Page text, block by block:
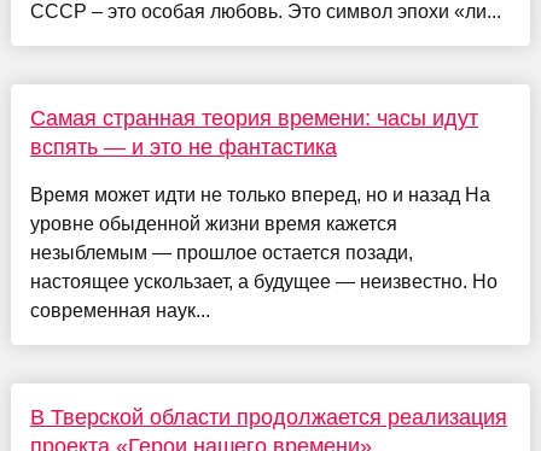
СССР – это особая любовь. Это символ эпохи «ли...
Самая странная теория времени: часы идут
вспять — и это не фантастика
Время может идти не только вперед, но и назад На
уровне обыденной жизни время кажется
незыблемым — прошлое остается позади,
настоящее ускользает, а будущее — неизвестно. Но
современная наук...
В Тверской области продолжается реализация